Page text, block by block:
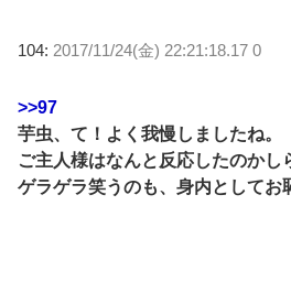
104: 2017/11/24(金) 22:21:18.17 0
>>97
芋虫、て！よく我慢しましたね。
ご主人様はなんと反応したのかし
ゲラゲラ笑うのも、身内としてお